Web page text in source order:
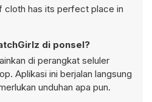
cloth has its perfect place in
di ponsel?
di perangkat seluler
Aplikasi ini berjalan langsung
unduhan apa pun.